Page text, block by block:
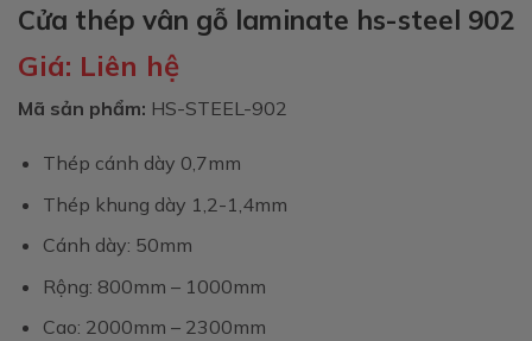
Cửa thép vân gỗ laminate hs-steel 902
Giá: Liên hệ
Mã sản phẩm: HS-STEEL-902
Thép cánh dày 0,7mm
Thép khung dày 1,2-1,4mm
Cánh dày: 50mm
Rộng: 800mm – 1000mm
Cao: 2000mm – 2300mm